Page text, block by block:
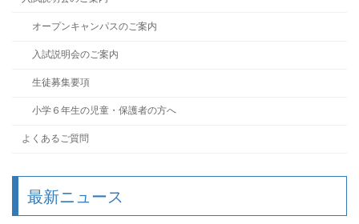
オープンキャンパスのご案内
入試説明会のご案内
生徒募集要項
小学６年生の児童・保護者の方へ
よくあるご質問
最新ニュース